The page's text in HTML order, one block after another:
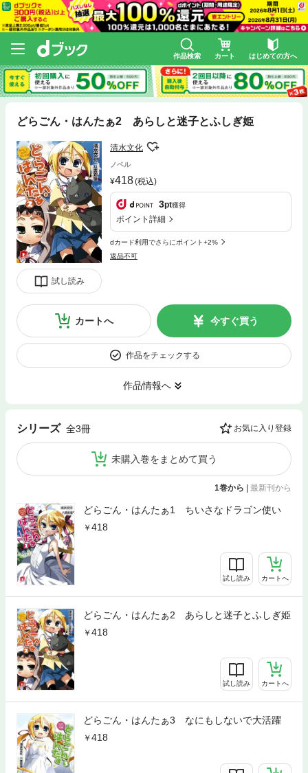
作品検索 カート はじめての方へ
どらごん・はんたぁ2 あらしと迷子とふしぎ姫
試し読み
清水文化
ノベル
418(税込)
3pt獲得
ポイント詳細
dカード利用でさらにポイント+2%
返品不可
カートへ 今すぐ買う
作品をチェックする
作品情報へ
シリーズ 全3冊 お気に入り登録
未購入巻をまとめて買う
1巻から | 最新刊から
どらごん・はんたぁ1 ちいさなドラゴン使い
418
試し読み カートへ
どらごん・はんたぁ2 あらしと迷子とふしぎ姫
418
試し読み カートへ
どらごん・はんたぁ3 なにもしないで大活躍
418